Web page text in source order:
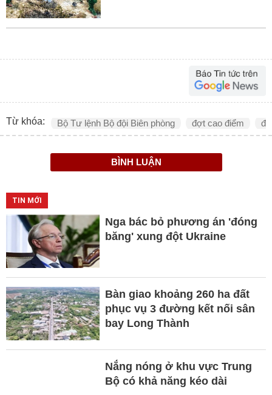
Từ khóa: Bộ Tư lệnh Bộ đội Biên phòng đợt cao điểm
BÌNH LUẬN
TIN MỚI
Nga bác bỏ phương án 'đóng
băng' xung đột Ukraine
Bàn giao khoảng 260 ha đất
phục vụ 3 đường kết nối sân
bay Long Thành
Nắng nóng ở khu vực Trung
Bộ có khả năng kéo dài